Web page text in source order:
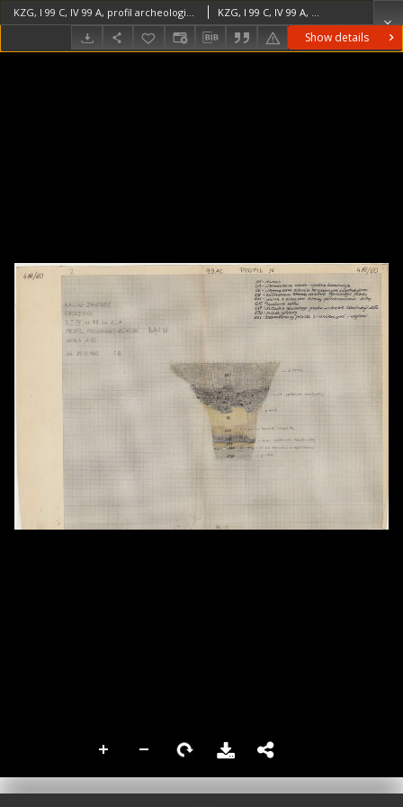
Show details
KZG, I 99 C, IV 99 A, profil archeologiczny N wykopu KZG, I 99 C, IV 99 A, profil archeologiczny N wykopu średniowiecze wczesne